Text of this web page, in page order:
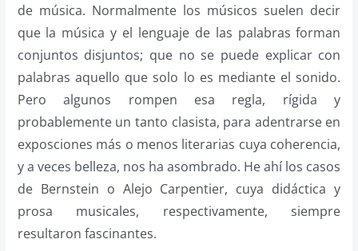
de música. Normalmente los músicos suelen decir
que la música y el lenguaje de las palabras forman
conjuntos disjuntos; que no se puede explicar con
palabras aquello que solo lo es mediante el sonido.
Pero algunos rompen esa regla, rígida y
probablemente un tanto clasista, para adentrarse en
exposciones más o menos literarias cuya coherencia,
y a veces belleza, nos ha asombrado. He ahí los casos
de Bernstein o Alejo Carpentier, cuya didáctica y
prosa musicales, respectivamente, siempre
resultaron fascinantes.